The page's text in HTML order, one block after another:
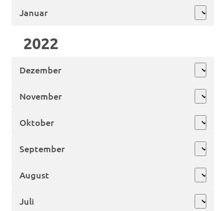
expand_more
Januar
2022
expand_more
Dezember
expand_more
November
expand_more
Oktober
expand_more
September
expand_more
August
expand_more
Juli